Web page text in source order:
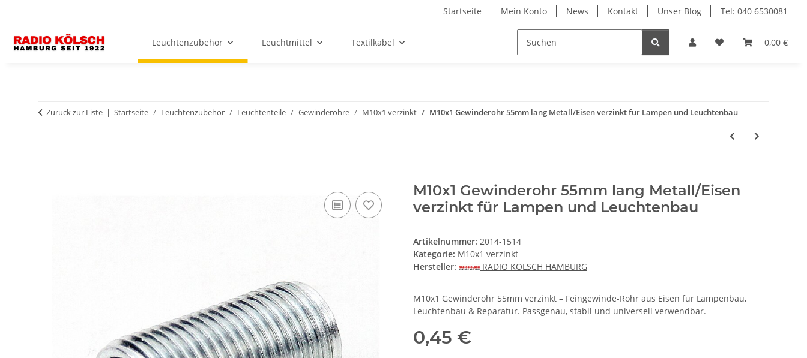
Startseite Mein Konto News Kontakt Unser Blog Tel: 040 6530081
0,00 €
Leuchtenzubehör Leuchtmittel Textilkabel
Zurück zur Liste Startseite Leuchtenzubehör Leuchtenteile Gewinderohre M10x1 verzinkt M10x1 Gewinderohr 55mm lang Metall/Eisen verzinkt für Lampen und Leuchtenbau
M10x1 Gewinderohr 55mm lang Metall/Eisen
verzinkt für Lampen und Leuchtenbau
Artikelnummer: 2014-1514
Kategorie: M10x1 verzinkt
Hersteller:
RADIO KÖLSCH HAMBURG
M10x1 Gewinderohr 55mm verzinkt – Feingewinde-Rohr aus Eisen für Lampenbau,
Leuchtenbau & Reparatur. Passgenau, stabil und universell verwendbar.
0,45 €